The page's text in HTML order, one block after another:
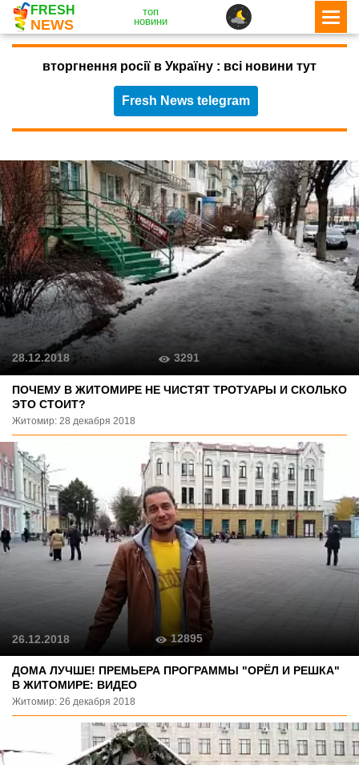
FRESH
NEWS
топ
новини
вторгнення росії в Україну : всі новини тут
Fresh News telegram
ПОЧЕМУ В ЖИТОМИРЕ НЕ ЧИСТЯТ ТРОТУАРЫ И СКОЛЬКО
ЭТО СТОИТ?
Житомир: 28 декабря 2018
28.12.2018 3291
ДОМА ЛУЧШЕ! ПРЕМЬЕРА ПРОГРАММЫ "ОРЁЛ И РЕШКА"
В ЖИТОМИРЕ: ВИДЕО
Житомир: 26 декабря 2018
26.12.2018 12895